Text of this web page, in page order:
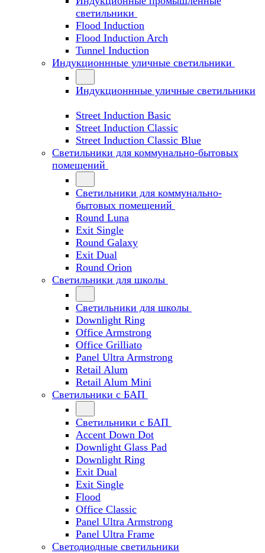
светильники
Flood Induction
Flood Induction Arch
Tunnel Induction
Индукционнные уличные светильники
Индукционнные уличные светильники
Street Induction Basic
Street Induction Classic
Street Induction Classic Blue
Светильники для коммунально-бытовых
помещений
Светильники для коммунально-
бытовых помещений
Round Luna
Exit Single
Round Galaxy
Exit Dual
Round Orion
Светильники для школы
Светильники для школы
Downlight Ring
Office Armstrong
Office Grilliato
Panel Ultra Armstrong
Retail Alum
Retail Alum Mini
Светильники с БАП
Светильники с БАП
Accent Down Dot
Downlight Glass Pad
Downlight Ring
Exit Dual
Exit Single
Flood
Office Classic
Panel Ultra Armstrong
Panel Ultra Frame
Светодиодные светильники